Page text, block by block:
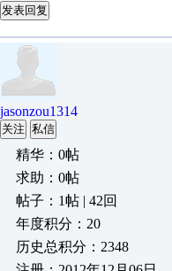
发表回复
jasonzou1314
关注 私信
精华：0帖
求助：0帖
帖子：1帖 | 42回
年度积分：20
历史总积分：2348